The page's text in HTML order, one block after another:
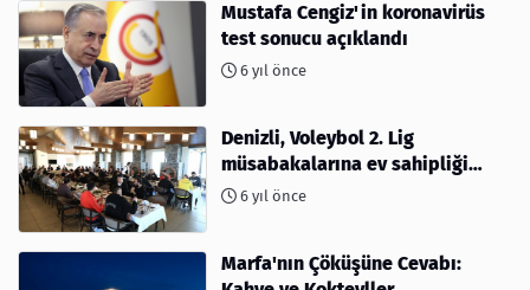
Mustafa Cengiz'in koronavirüs
test sonucu açıklandı
6 yıl önce
Denizli, Voleybol 2. Lig
müsabakalarına ev sahipliği
yapıyor
6 yıl önce
Marfa'nın Çöküşüne Cevabı: